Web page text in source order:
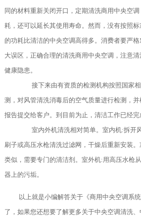
同的材料重新关闭开口，定期清洗商用中央空
耗，还可以延长其使用寿命。然而，没有按照
的功耗比清洁的中央空调高得多。消费者要严
大误区，正确合理的清洗商用中央空调，注意
健康隐患。
接下来由有资质的检测机构按照国家相
测，对风管清洗消毒后的空气质量进行检测，
报告提交给客户。到目前为止，清洁工作已经完
室内外机清洗相对简单。室内机:拆开
刷子或高压水枪清洗过滤网，干燥后重新安装
类似，需要专门的清洁剂。室外机:用高压水枪
器上的污垢。
以上就是小编解答关于《商用中央空调系
了，如果您还想要了解更多关于中央空调清洗